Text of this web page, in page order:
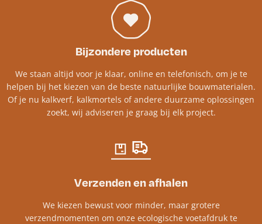
Bijzondere producten
We staan altijd voor je klaar, online en telefonisch, om je te
helpen bij het kiezen van de beste natuurlijke bouwmaterialen.
Of je nu kalkverf, kalkmortels of andere duurzame oplossingen
zoekt, wij adviseren je graag bij elk project.​
Verzenden en afhalen
We kiezen bewust voor minder, maar grotere
verzendmomenten om onze ecologische voetafdruk te